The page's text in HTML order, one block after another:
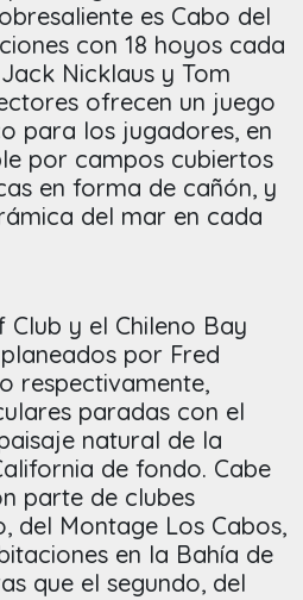
es Cabo del
con 18 hoyos cada
Nicklaus y Tom
ofrecen un juego
para los jugadores, en
por campos cubiertos
en forma de cañón, y
del mar en cada
Club y el Chileno Bay
por Fred
respectivamente,
paradas con el
natural de la
de fondo. Cabe
parte de clubes
del Montage Los Cabos,
en la Bahía de
que el segundo, del